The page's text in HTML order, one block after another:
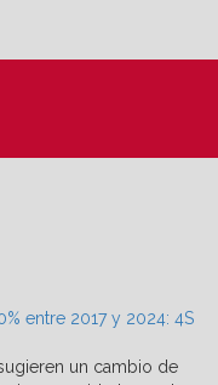
entre 2017 y 2024: 4S